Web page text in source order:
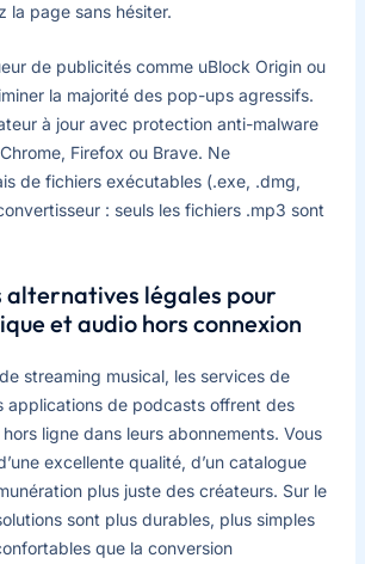
la page sans hésiter.
de publicités comme uBlock Origin ou
la majorité des pop-ups agressifs.
à jour avec protection anti-malware
Firefox ou Brave. Ne
de fichiers exécutables (.exe, .dmg,
: seuls les fichiers .mp3 sont
alternatives légales pour
et audio hors connexion
streaming musical, les services de
applications de podcasts offrent des
ligne dans leurs abonnements. Vous
excellente qualité, d’un catalogue
plus juste des créateurs. Sur le
sont plus durables, plus simples
que la conversion